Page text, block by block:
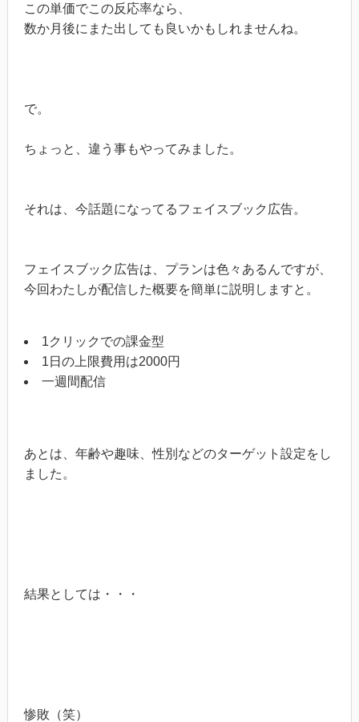
この単価でこの反応率なら、
数か月後にまた出しても良いかもしれませんね。
で。
ちょっと、違う事もやってみました。
それは、今話題になってるフェイスブック広告。
フェイスブック広告は、プランは色々あるんですが、
今回わたしが配信した概要を簡単に説明しますと。
1クリックでの課金型
1日の上限費用は2000円
一週間配信
あとは、年齢や趣味、性別などのターゲット設定をし
ました。
結果としては・・・
惨敗（笑）